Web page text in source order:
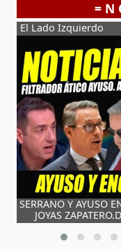
= N
El Lado Izquierdo
SERRANO Y AYUSO
JOYAS